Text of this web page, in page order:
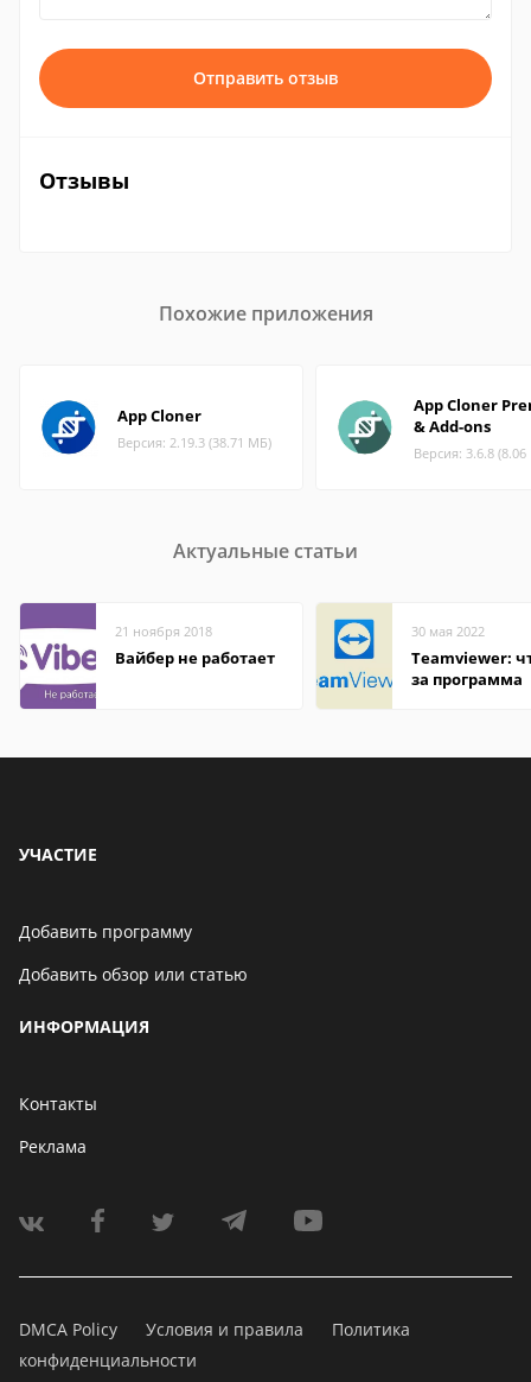
Отправить отзыв
Отзывы
Похожие приложения
App Cloner
Версия: 2.19.3 (38.71 МБ)
App Cloner
& Add-ons
Версия: 3.6.8
Актуальные статьи
21 ноября 2018
Вайбер не работает
30 мая 2022
Teamviewer:
за программа
УЧАСТИЕ
Добавить программу
Добавить обзор или статью
ИНФОРМАЦИЯ
Контакты
Реклама
DMCA Policy Условия и правила
Политика
конфиденциальности